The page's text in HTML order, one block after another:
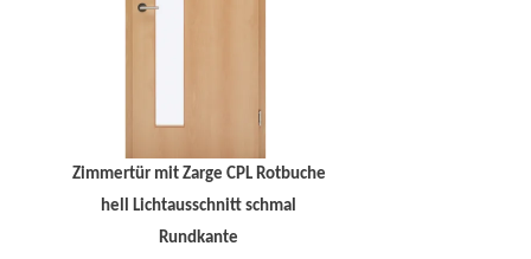
Zimmertür mit Zarge CPL Rotbuche
hell Lichtausschnitt schmal
Rundkante